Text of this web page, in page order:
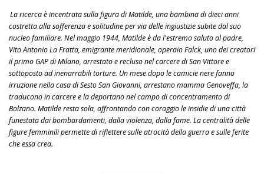
La ricerca è incentrata sulla figura di Matilde, una bambina di dieci anni
costretta alla sofferenza e solitudine per via delle ingiustizie subite dal suo
nucleo familiare. Nel maggio 1944, Matilde è da l'estremo saluto al padre,
Vito Antonio La Fratta, emigrante meridionale, operaio Falck, uno dei creatori
il primo GAP di Milano, arrestato e recluso nel carcere di San Vittore e
sottoposto ad inenarrabili torture. Un mese dopo le camicie nere fanno
irruzione nella casa di Sesto San Giovanni, arrestano mamma Genoveffa, la
traducono in carcere e la deportano nel campo di concentramento di
Bolzano. Matilde resta sola, affrontando con coraggio le insidie di una città
funestata dai bombardamenti, dalla violenza, dalla fame. La centralità delle
figure femminili permette di riflettere sulle atrocità della guerra e sulle ferite
che essa crea.